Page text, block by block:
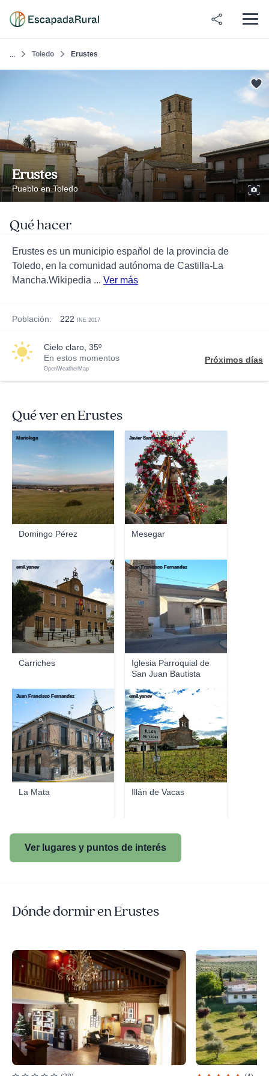
... Toledo Erustes
Erustes
Pueblo en Toledo
Qué hacer
Erustes es un municipio español de la provincia de
Toledo, en la comunidad autónoma de Castilla-La
Mancha.Wikipedia ... Ver más
Población: 222 INE 2017
cielo claro, 35º
En estos momentos
OpenWeatherMap
Próximos días
Qué ver en Erustes
Domingo Pérez
Mariolega
Mesegar
Javier Santamaria Ocaña
Carriches
emil.yanev
Iglesia Parroquial de
San Juan Bautista
Juan Francisco Fernandez
La Mata
Juan Francisco Fernandez
Illán de Vacas
emil.yanev
Ver lugares y puntos de interés
Dónde dormir en Erustes